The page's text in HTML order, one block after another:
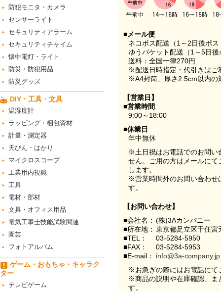
防犯モニタ・カメラ
センサーライト
セキュリティアラーム
セキュリティチャイム
懐中電灯・ライト
防災・防犯用品
防災グッズ
DIY・工具・文具
温湿度計
ラッピング・梱包資材
計量・測定器
天びん・はかり
マイクロスコープ
工業用内視鏡
工具
電材・部材
文具・オフィス用品
電気工事士技能試験関連
園芸
フォトアルバム
ゲーム・おもちゃ・キャラク
ター
テレビゲーム
■メール便
ネコポス配送（1～2日後ポ
ゆうパケット配送（1～5日
送料：全国一律270円
※配送日時指定・代引きはご
※A4封筒、厚さ2.5cm以内の
【営業日】
■営業時間
9:00～18:00
■休業日
年中無休
※土日祝はお電話でのお問い
せん。ご用の方はメールに
します。
※営業時間外のお問い合わせ
す。
【お問い合わせ】
■会社名： (株)3Aカンパニー
■所在地： 東京都足立区千住
■TEL：
03-5284-5950
■FAX：
03-5284-5953
■E-mail：
info@3a-company.jp
※お急ぎの際にはお電話にて
※商品の説明や在庫確認、ま
す。